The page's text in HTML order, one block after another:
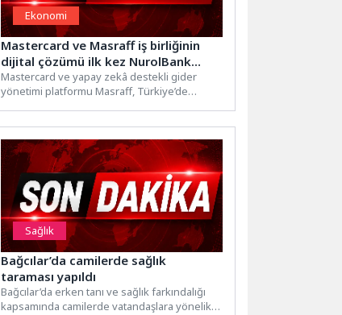
Ekonomi
Mastercard ve Masraff iş birliğinin
dijital çözümü ilk kez NurolBank
kredi kartlarında sunuluyor
Mastercard ve yapay zekâ destekli gider
yönetimi platformu Masraff, Türkiye’de
Sağlık
Bağcılar’da camilerde sağlık
taraması yapıldı
Bağcılar’da erken tanı ve sağlık farkındalığı
kapsamında camilerde vatandaşlara yönelik